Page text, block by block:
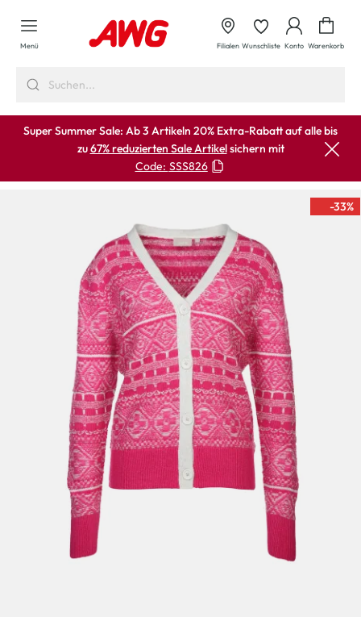
springen
Menü Filialen Wunschliste Konto Warenkorb
Super Summer Sale: Ab 3 Artikeln 20% Extra-Rabatt auf alle bis
zu67% reduzierten Sale Artikelsichern mit
Code: SSS826
-33%